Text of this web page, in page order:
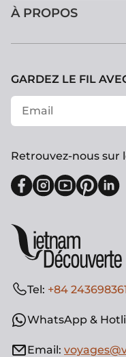
À PROPOS
Tel: +84
WhatsApp &
Email:
GARDEZ LE FIL
Retrouvez-nous sur